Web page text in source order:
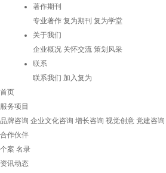
著作期刊
专业著作 复为期刊 复为学堂
关于我们
企业概况 关怀交流 策划风采
联系
联系我们 加入复为
首页
服务项目
品牌咨询 企业文化咨询 增长咨询 视觉创意 党建咨询
合作伙伴
个案 名录
资讯动态